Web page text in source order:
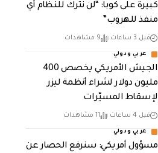
كبيرة على كوبا: “لن نترك للنظام أي
منفذ للهروب”
قبل 3 ساعات 9 مشاهدات
عربي ودولي
الجيش الأمريكي يخصص 400
مليون دولار لشراء أنظمة ليزر
لإسقاط المسيّرات
قبل 4 ساعات 11 مشاهدات
عربي ودولي
مسؤول أمريكي: سنرفع الحصار عن